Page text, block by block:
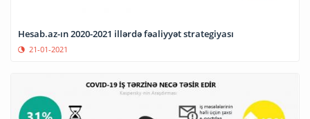
Hesab.az-ın 2020-2021 illərdə fəaliyyət strategiyası
21-01-2021